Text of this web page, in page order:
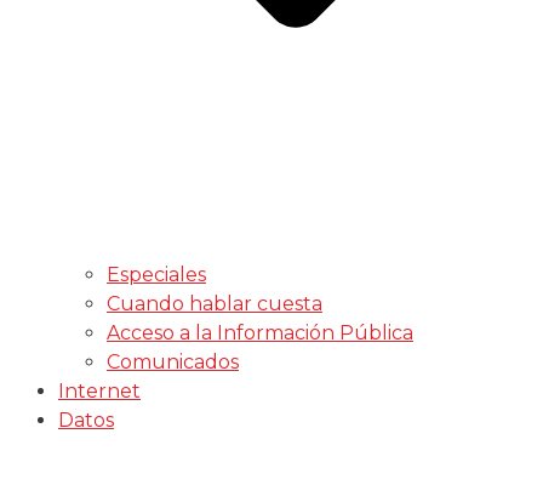
Especiales
Cuando hablar cuesta
Acceso a la Información Pública
Comunicados
Internet
Datos